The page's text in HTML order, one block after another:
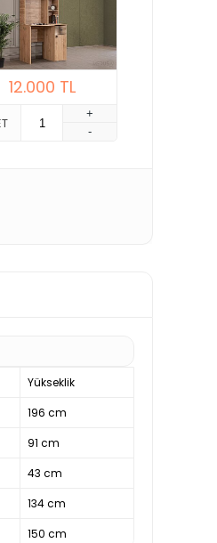
12.000 TL
+
-
Yükseklik
196 cm
91 cm
43 cm
134 cm
150 cm